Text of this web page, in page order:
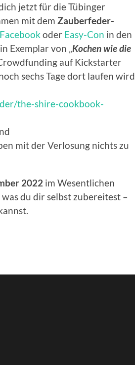
jetzt für die Tübinger
mit dem Zauberfeder-
Facebook oder Easy-Con in den
Exemplar von „ Kochen wie die
auf Kickstarter
noch sechs Tage dort laufen wird.
the-shire-cookbook-
mit der Verlosung nichts zu
2022 im Wesentlichen
du dir selbst zubereitest –